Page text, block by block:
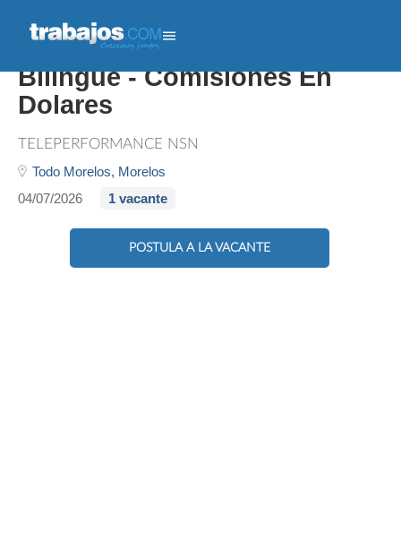
Home Office. Agente
Bilingue - Comisiones En
Dolares
TELEPERFORMANCE NSN
Todo Morelos, Morelos
04/07/2026
1 vacante
POSTULA A LA VACANTE